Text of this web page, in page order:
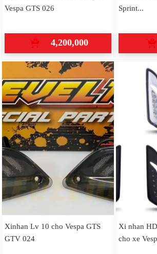
Vespa GTS 026
4,200,000
Sprint...
Xinhan Lv 10 cho Vespa GTS
GTV 024
Xi nhan
cho xe